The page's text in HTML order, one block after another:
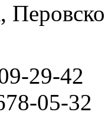
29-42
05-32